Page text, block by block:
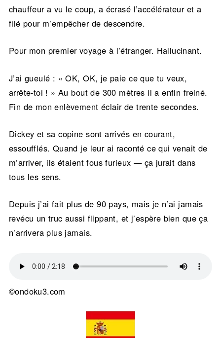
chauffeur a vu le coup, a écrasé l’accélérateur et a
filé pour m’empêcher de descendre.
Pour mon premier voyage à l’étranger. Hallucinant.
J’ai gueulé : « OK, OK, je paie ce que tu veux,
arrête-toi ! » Au bout de 300 mètres il a enfin freiné.
Fin de mon enlèvement éclair de trente secondes.
Dickey et sa copine sont arrivés en courant,
essoufflés. Quand je leur ai raconté ce qui venait de
m’arriver, ils étaient fous furieux — ça jurait dans
tous les sens.
Depuis j’ai fait plus de 90 pays, mais je n’ai jamais
revécu un truc aussi flippant, et j’espère bien que ça
n’arrivera plus jamais.
©ondoku3.com